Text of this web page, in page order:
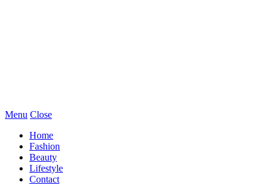
Menu Close
Home
Fashion
Beauty
Lifestyle
Contact